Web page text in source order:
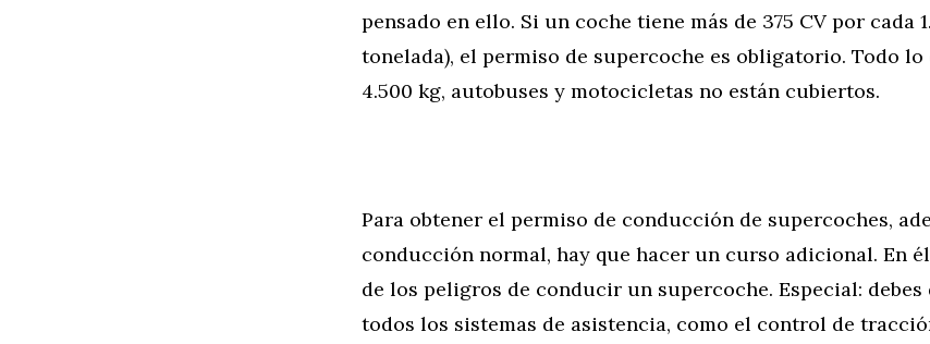
pensado en ello. Si un coche tiene más de 375 CV por cada
tonelada), el permiso de supercoche es obligatorio. Todo lo
4.500 kg, autobuses y motocicletas no están cubiertos.
Para obtener el permiso de conducción de supercoches,
conducción normal, hay que hacer un curso adicional. En
de los peligros de conducir un supercoche. Especial: debes
todos los sistemas de asistencia, como el control de